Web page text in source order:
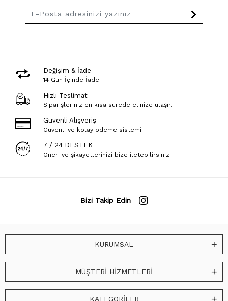
Değişim & İade
14 Gün İçinde İade
Hızlı Teslimat
Siparişleriniz en kısa sürede elinize ulaşır.
Güvenli Alışveriş
Güvenli ve kolay ödeme sistemi
7 / 24 DESTEK
Öneri ve şikayetlerinizi bize iletebilirsiniz.
Bizi Takip Edin
KURUMSAL
MÜŞTERİ HİZMETLERİ
KATEGORİLER